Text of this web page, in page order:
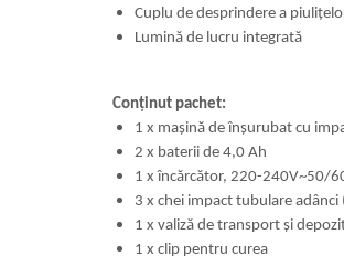
Cuplu de desprindere a
Lumină de lucru integrată
Conținut pachet:
1 x mașină de înșurubat cu
2 x baterii de 4,0 Ah
1 x încărcător, 220-240V~50/
3 x chei impact tubulare
1 x valiză de transport și
1 x clip pentru curea